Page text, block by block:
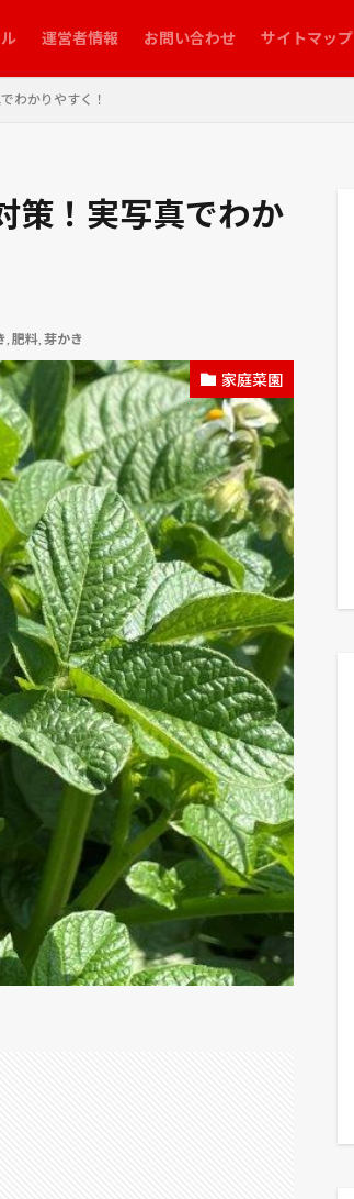
運営者情報 お問い合わせ サイトマップ
わかりやすく！
策！実写真でわか
, 肥料, 芽かき
家庭菜園